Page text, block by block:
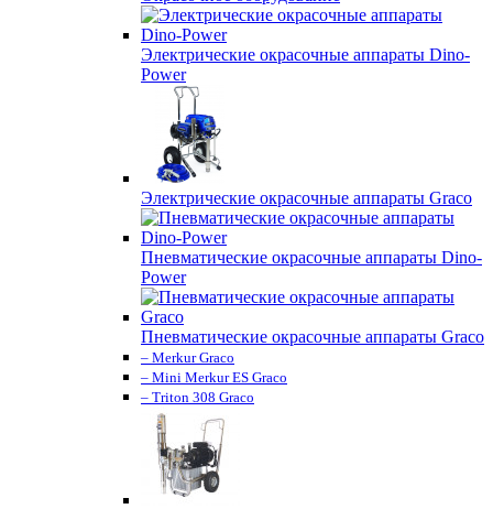
Электрические окрасочные аппараты Dino-
Power
Электрические окрасочные аппараты Graco
Пневматические окрасочные аппараты Dino-
Power
Пневматические окрасочные аппараты Graco
– Merkur Graco
– Mini Merkur ES Graco
– Triton 308 Graco